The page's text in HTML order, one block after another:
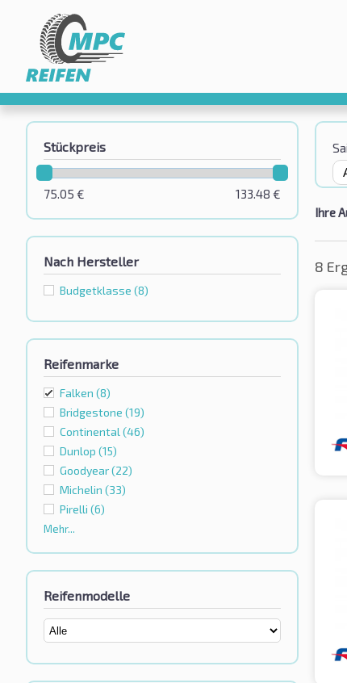
Stückpreis
133.48 €
75.05 €
Nach Hersteller
Budgetklassе (8)
Reifenmarke
Falken (8)
Bridgestone (19)
Continental (46)
Dunlop (15)
Goodyear(22)
Michelin (33)
Pirelli (6)
Mehr...
Reifenmodelle
Ihre
8